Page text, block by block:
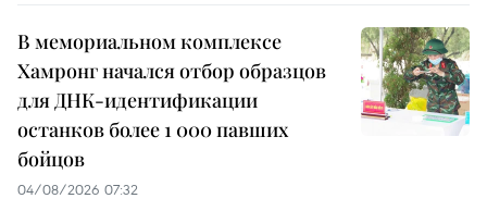
В мемориальном комплексе
Хамронг начался отбор образцов
для ДНК-идентификации
останков более 1 000 павших
бойцов
04/08/2026 07:32